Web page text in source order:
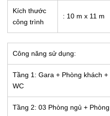
Kích thước
công trình
: 10 m x 11 m
Công năng sử dụng:
Tầng 1: Gara + Phòng khách
WC
Tầng 2: 03 Phòng ngủ +